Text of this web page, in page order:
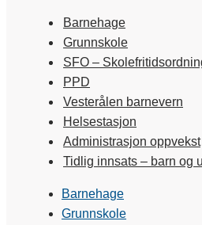
Barnehage
Grunnskole
SFO –
PPD
Vesterålen barnevern
Helsestasjon
Administrasjon oppvekst
Tidlig innsats – barn og
Barnehage
Grunnskole